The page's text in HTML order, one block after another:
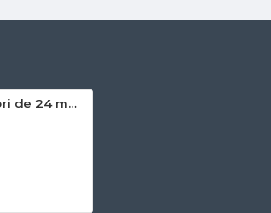
Acuarele 21 culori de 24 mm si pensula , ADEL